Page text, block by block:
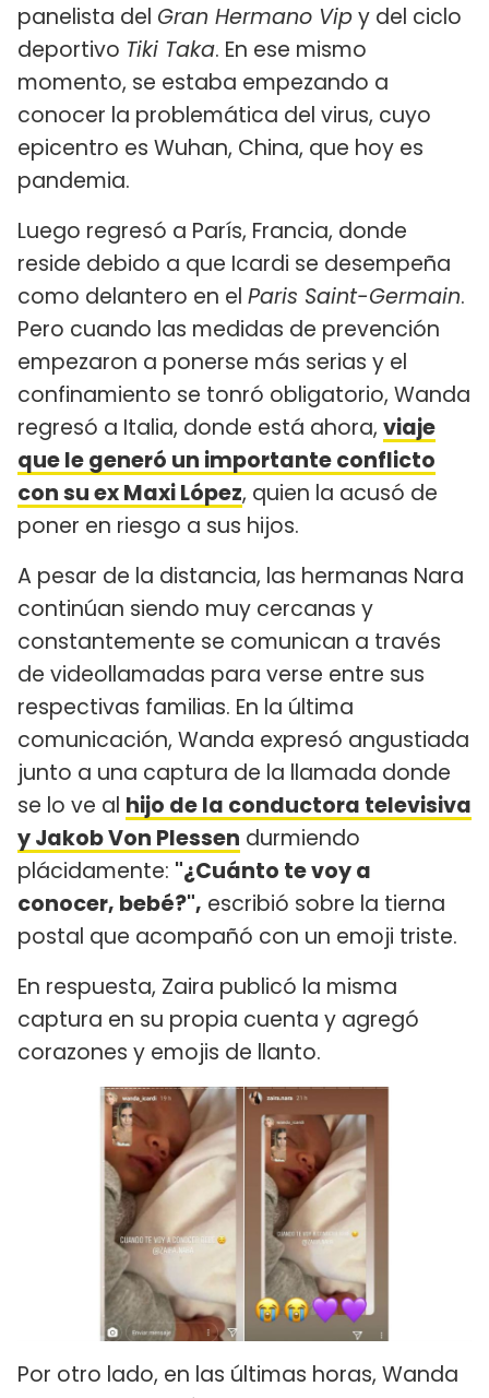
panelista del Gran Hermano Vipy del ciclo
deportivo Tiki Taka. En ese mismo
momento, se estaba empezando a
conocer la problemática del virus, cuyo
epicentro es Wuhan, China, que hoy es
pandemia.
Luego regresó a París, Francia, donde
reside debido a que Icardi se desempeña
como delantero en el Paris Saint-Germain.
Pero cuando las medidas de prevención
empezaron a ponerse más serias y el
confinamiento se tonró obligatorio, Wanda
regresó a Italia, donde está ahora, viaje
que le generó un importante conflicto
con su ex Maxi López, quien la acusó de
poner en riesgo a sus hijos.
A pesar de la distancia, las hermanas Nara
continúan siendo muy cercanas y
constantemente se comunican a través
de videollamadas para verse entre sus
respectivas familias. En la última
comunicación, Wanda expresó angustiada
junto a una captura de la llamada donde
se lo ve al hijo de la conductora televisiva
y Jakob Von Plessen durmiendo
plácidamente: "¿Cuánto te voy a
conocer, bebé?", escribió sobre la tierna
postal que acompañó con un emoji triste.
En respuesta, Zaira publicó la misma
captura en su propia cuenta y agregó
corazones y emojis de llanto.
Por otro lado, en las últimas horas, Wanda